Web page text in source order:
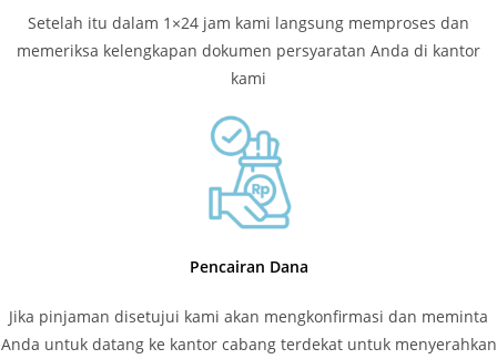
Setelah itu dalam 1×24 jam kami langsung memproses dan
memeriksa kelengkapan dokumen persyaratan Anda di kantor
kami
Pencairan Dana
Jika pinjaman disetujui kami akan mengkonfirmasi dan meminta
Anda untuk datang ke kantor cabang terdekat untuk menyerahkan